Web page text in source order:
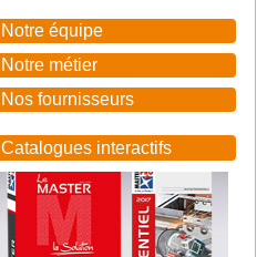
Notre équipe
Notre métier
Nos fournisseurs
Catalogues interactifs